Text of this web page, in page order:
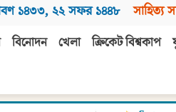
১৪৩৩, ২২ সফর ১৪৪৮ সাহিত্য
বিনোদন খেলা ক্রিকেট বিশ্বকাপ